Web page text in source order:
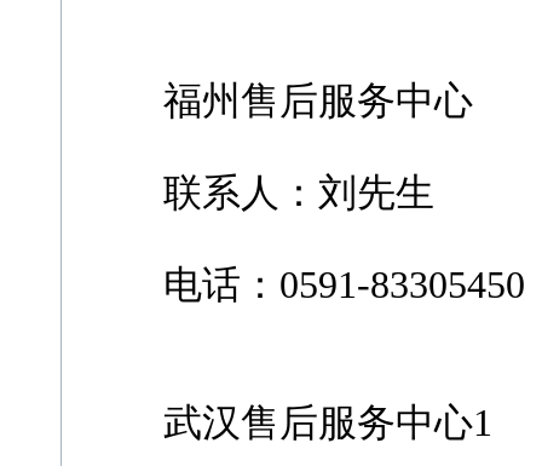
福州售后服务中心
联系人：刘先生
电话：0591-83305450
武汉售后服务中心1